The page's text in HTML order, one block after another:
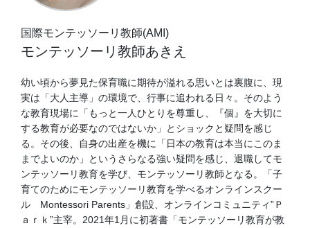
国際モンテッソーリ教師(AMI)
モンテッソーリ教師あきえ
幼い頃から夢見た保育職に期待が溢れる思いとは裏腹に、現
実は「大人主導」の環境で、行事に追われる日々。そのよう
な教育現場に「もっと一人ひとりを尊重し、『個』を大切に
する教育が必要なのではないか」とショックと疑問を感じ
る。その後、自身の出産を機に「日本の教育は本当にこのま
までよいのか」というさらなる強い疑問を感じ、退職してモ
ンテッソーリ教育を学び、モンテッソーリ教師となる。「子
育てのためにモンテッソーリ教育を学べるオンラインスクー
ル Montessori Parents」創設、オンラインコミュニティ”Ｐ
ａｒｋ”主宰。2021年1月に初著書「モンテッソーリ教育が教